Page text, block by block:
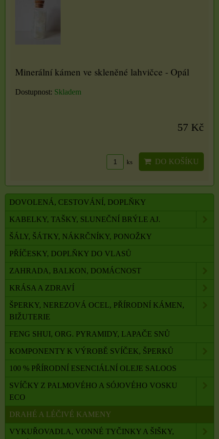
Minerální kámen ve skleněné lahvičce - Opál
Dostupnost: Skladem
57 Kč
ks DO KOŠÍKU
DOVOLENÁ, CESTOVÁNÍ, DOPLŇKY
KABELKY, TAŠKY, SLUNEČNÍ BRÝLE AJ.
ŠÁLY, ŠÁTKY, NÁKRČNÍKY, PONOŽKY
PŘÍČESKY, DOPLŇKY DO VLASŮ
ZAHRADA, BALKON, DOMÁCNOST
KRÁSA A ZDRAVÍ
ŠPERKY, NEREZOVÁ OCEL, PŘÍRODNÍ KÁMEN,
BIŽUTERIE
FENG SHUI, ORG. PYRAMIDY, LAPAČE SNŮ
KOMPONENTY K VÝROBĚ SVÍČEK, ŠPERKŮ
100 % PŘÍRODNÍ ESENCIÁLNÍ OLEJE SALOOS
SVÍČKY Z PALMOVÉHO A SÓJOVÉHO VOSKU
ECO
DRAHÉ A LÉČIVÉ KAMENY
VYKUŘOVADLA, VONNÉ TYČINKY A ŠIŠKY,